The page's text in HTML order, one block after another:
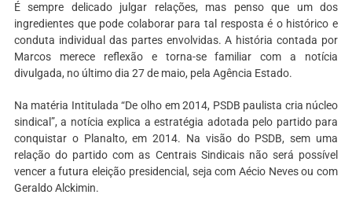
É sempre delicado julgar relações, mas penso que um dos
ingredientes que pode colaborar para tal resposta é o histórico e
conduta individual das partes envolvidas. A história contada por
Marcos merece reflexão e torna-se familiar com a notícia
divulgada, no último dia 27 de maio, pela Agência Estado.
Na matéria Intitulada “De olho em 2014, PSDB paulista cria núcleo
sindical”, a notícia explica a estratégia adotada pelo partido para
conquistar o Planalto, em 2014. Na visão do PSDB, sem uma
relação do partido com as Centrais Sindicais não será possível
vencer a futura eleição presidencial, seja com Aécio Neves ou com
Geraldo Alckimin.